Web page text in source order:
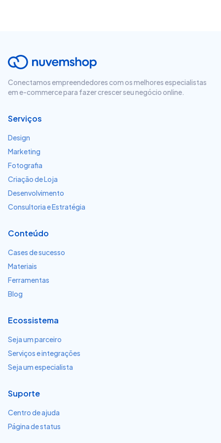
Conectamos empreendedores com os melhores especialistas
em e-commerce para fazer crescer seu negócio online.
Serviços
Design
Marketing
Fotografia
Criação de Loja
Desenvolvimento
Consultoria e Estratégia
Conteúdo
Cases de sucesso
Materiais
Ferramentas
Blog
Ecossistema
Seja um parceiro
Serviços e integrações
Seja um especialista
Suporte
Centro de ajuda
Página de status